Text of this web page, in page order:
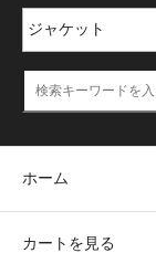
ホーム
カートを見る